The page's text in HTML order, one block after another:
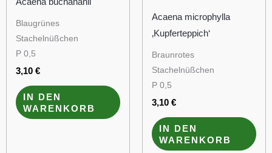
Blaugrünes
Stachelnüßchen
P 0,5
3,10 €
IN DEN
WARENKORB
Acaena microphylla
‚Kupferteppich‘
Braunrotes
Stachelnüßchen
P 0,5
3,10 €
IN DEN
WARENKORB